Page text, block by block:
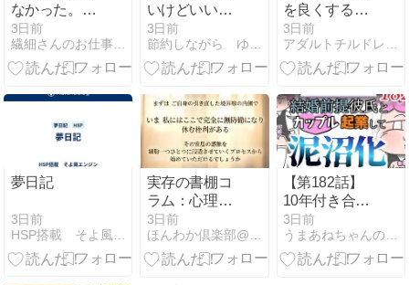
なかった。で
も、悪くない
人生だった。
3日前
繊細さんのお仕事相談室
いけどいい日
だった
3日前
節約しながら ゆるーくダイエット
を良くするた
めに絶対知っ
ておくべきこ
と！
3日前
アダルトチルドレンが生きづらさを解消する為の心理学講座
夢日記
3日前
実存の書棚コ
ラム：心理的
安全性と境界
の内側での自
己統合
3日前
ほんわか倶楽部@むらた｜note
【第182話】
10年付き合っ
た結婚前提彼
氏とカップル
起業して泥沼
3日前
うまあねちゃんのまけまけ日記